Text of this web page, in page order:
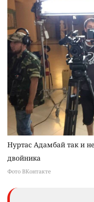
Фото ВКонтакте
Нуртас Адамбай так и
двойника